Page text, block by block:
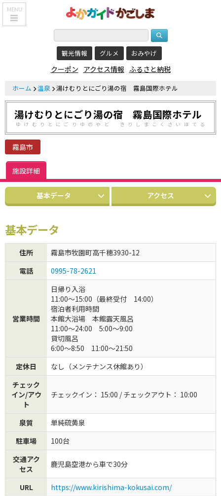
MENU
鹿児島基本情報
食べる・飲む
おみやげを買う
温泉
レジャー&
リラクゼーション
初めてご利用の方
クーポンご利用について
観光情報 グルメ おみやげ
クーポン アクセス情報 ふるさと納税
ホーム 温泉 湯けむりとにごり湯の宿 霧島国際ホテル
湯けむりとにごり湯の宿 霧島国際ホテル
ゆけむりとにごりゆのやど きりしまこくさいほてる
霧島市
施設詳細
基本データ アクセス
基本データ
住所
霧島市牧園町高千穂3930-12
電話
0995-78-2621
営業時間
日帰り入浴
11:00～15:00（最終受付 14:00）
宿泊者利用時間
本館大浴場 本館露天風呂
11:00～24:00 5:00～9:00
貸切風呂
6:00～8:50 11:00～21:50
定休日
なし（メンテナンス休館あり）
チェック
イン/アウ
ト
チェックイン： 15:00 / チェックアウト： 10:00
泉質
単純硫黄泉
駐車場
100台
交通アク
セス
鹿児島空港から車で30分
URL
https://www.kirishima-kokusai.com/